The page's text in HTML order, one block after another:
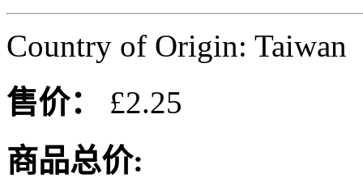
Country of Origin: Taiwan
售价：
£2.25
商品总价: